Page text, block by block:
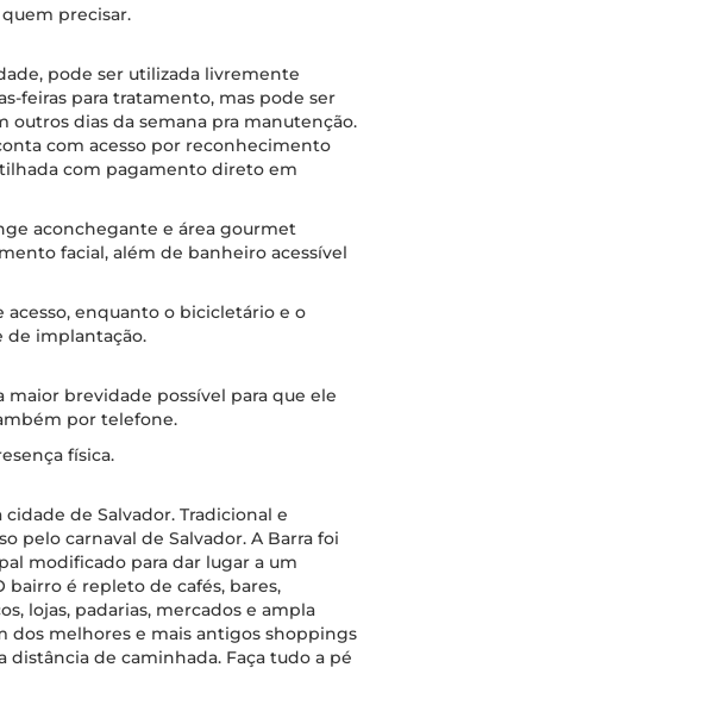
precisar.
pode ser utilizada livremente
feiras para tratamento, mas pode ser
dias da semana pra manutenção.
com acesso por reconhecimento
com pagamento direto em
aconchegante e área gourmet
facial, além de banheiro acessível
enquanto o bicicletário e o
de implantação.
brevidade possível para que ele
por telefone.
física.
de Salvador. Tradicional e
pelo carnaval de Salvador. A Barra foi
modificado para dar lugar a um
bairro é repleto de cafés, bares,
lojas, padarias, mercados e ampla
dos melhores e mais antigos shoppings
distância de caminhada. Faça tudo a pé